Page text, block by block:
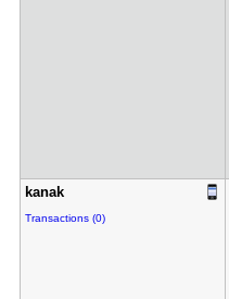
kanak
Transactions (0)